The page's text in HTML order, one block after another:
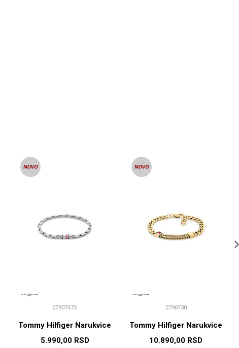
2790747S
Tommy Hilfiger Narukvice
5.990,00 RSD
2790730
Tommy Hilfiger Narukvice
10.890,00 RSD